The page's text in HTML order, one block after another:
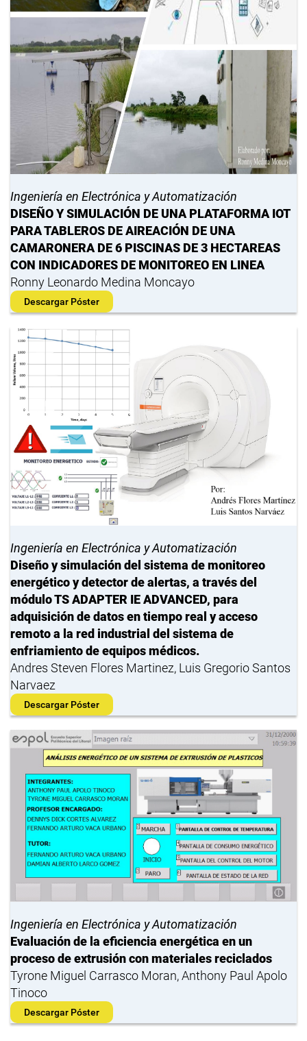
Ingeniería en Electrónica y Automatización
DISEÑO Y SIMULACIÓN DE UNA PLATAFORMA IOT
PARA TABLEROS DE AIREACIÓN DE UNA
CAMARONERA DE 6 PISCINAS DE 3 HECTAREAS
CON INDICADORES DE MONITOREO EN LINEA
Ronny Leonardo Medina Moncayo
Descargar Póster
Ingeniería en Electrónica y Automatización
Diseño y simulación del sistema de monitoreo
energético y detector de alertas, a través del
módulo TS ADAPTER IE ADVANCED, para
adquisición de datos en tiempo real y acceso
remoto a la red industrial del sistema de
enfriamiento de equipos médicos.
Andres Steven Flores Martinez, Luis Gregorio Santos
Narvaez
Descargar Póster
Ingeniería en Electrónica y Automatización
Evaluación de la eficiencia energética en un
proceso de extrusión con materiales reciclados
Tyrone Miguel Carrasco Moran, Anthony Paul Apolo
Tinoco
Descargar Póster